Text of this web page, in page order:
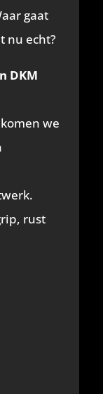
gaat
nu echt?
DKM
we
rust